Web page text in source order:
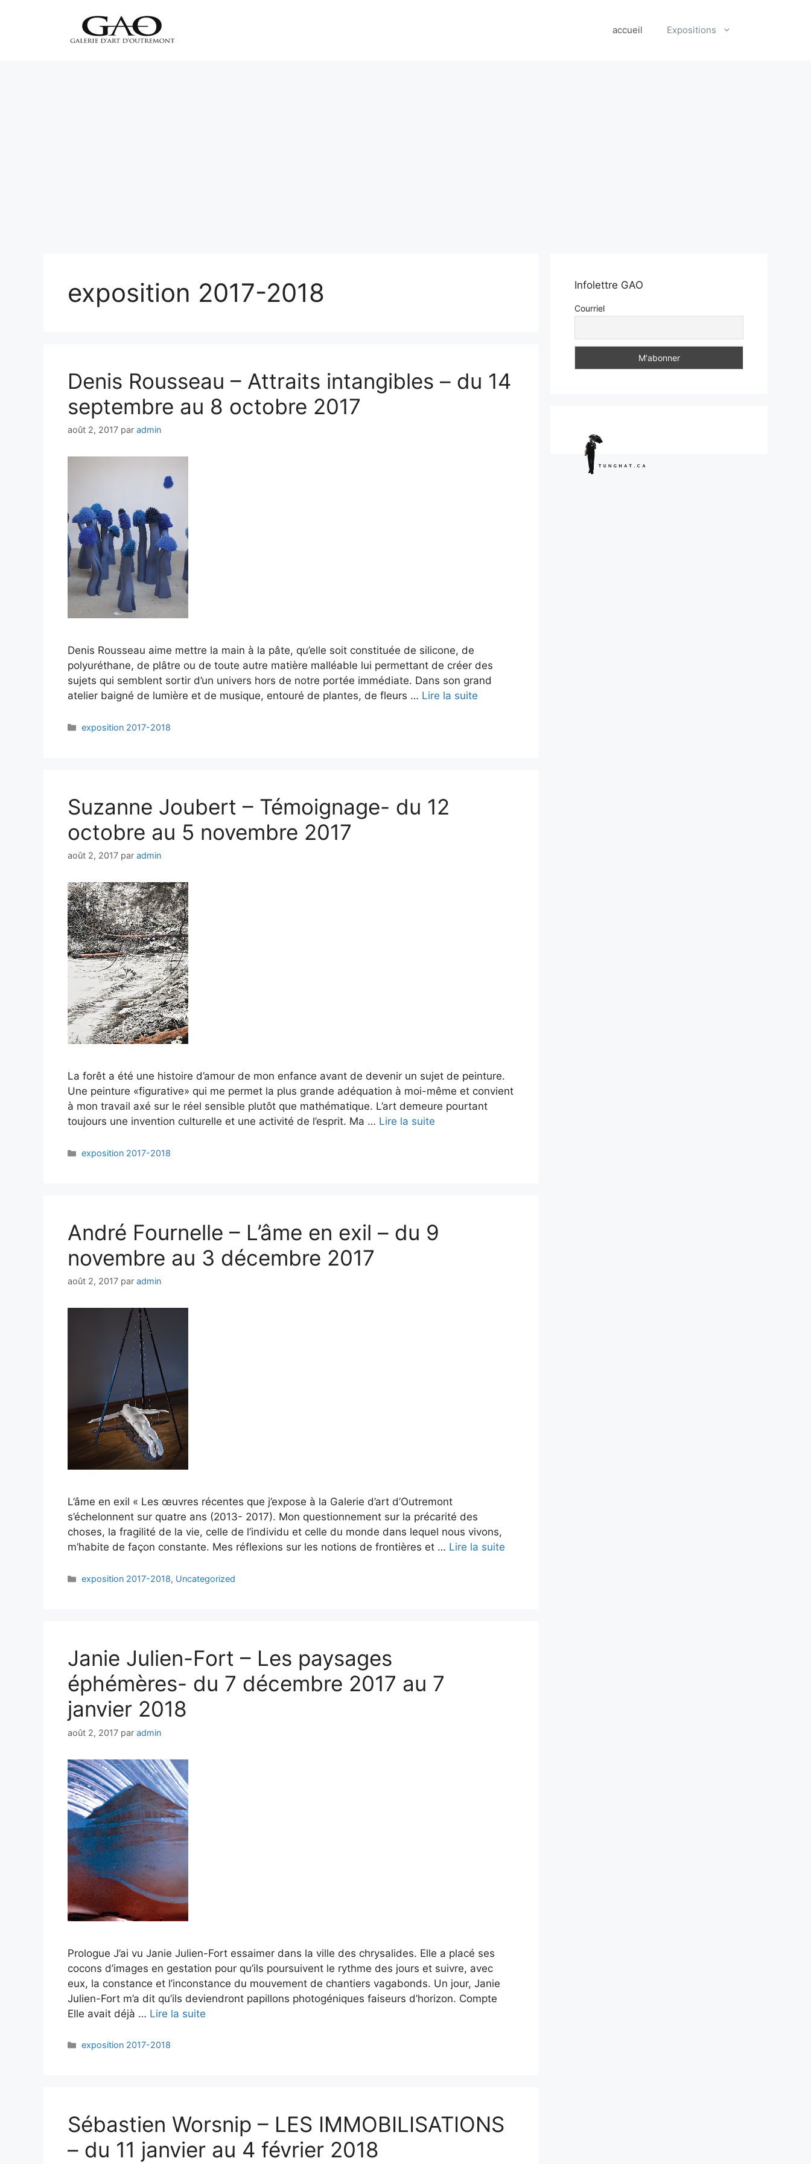
accueil Expositions
exposition 2017-2018
Denis Rousseau – Attraits intangibles – du 14
septembre au 8 octobre 2017
août 2, 2017 par admin
Denis Rousseau aime mettre la main à la pâte, qu’elle soit constituée de silicone, de
polyuréthane, de plâtre ou de toute autre matière malléable lui permettant de créer des
sujets qui semblent sortir d’un univers hors de notre portée immédiate. Dans son grand
atelier baigné de lumière et de musique, entouré de plantes, de fleurs … Lire la suite
exposition 2017-2018
Suzanne Joubert – Témoignage- du 12
octobre au 5 novembre 2017
août 2, 2017 par admin
La forêt a été une histoire d’amour de mon enfance avant de devenir un sujet de peinture.
Une peinture «figurative» qui me permet la plus grande adéquation à moi-même et convient
à mon travail axé sur le réel sensible plutôt que mathématique. L’art demeure pourtant
toujours une invention culturelle et une activité de l’esprit. Ma … Lire la suite
exposition 2017-2018
André Fournelle – L’âme en exil – du 9
novembre au 3 décembre 2017
août 2, 2017 par admin
L’âme en exil « Les œuvres récentes que j’expose à la Galerie d’art d’Outremont
s’échelonnent sur quatre ans (2013- 2017). Mon questionnement sur la précarité des
choses, la fragilité de la vie, celle de l’individu et celle du monde dans lequel nous vivons,
m’habite de façon constante. Mes réflexions sur les notions de frontières et … Lire la suite
exposition 2017-2018, Uncategorized
Janie Julien-Fort – Les paysages
éphémères- du 7 décembre 2017 au 7
janvier 2018
août 2, 2017 par admin
Prologue J’ai vu Janie Julien-Fort essaimer dans la ville des chrysalides. Elle a placé ses
cocons d’images en gestation pour qu’ils poursuivent le rythme des jours et suivre, avec
eux, la constance et l’inconstance du mouvement de chantiers vagabonds. Un jour, Janie
Julien-Fort m’a dit qu’ils deviendront papillons photogéniques faiseurs d’horizon. Compte
Elle avait déjà … Lire la suite
exposition 2017-2018
Sébastien Worsnip – LES IMMOBILISATIONS
– du 11 janvier au 4 février 2018
Infolettre GAO
Courriel